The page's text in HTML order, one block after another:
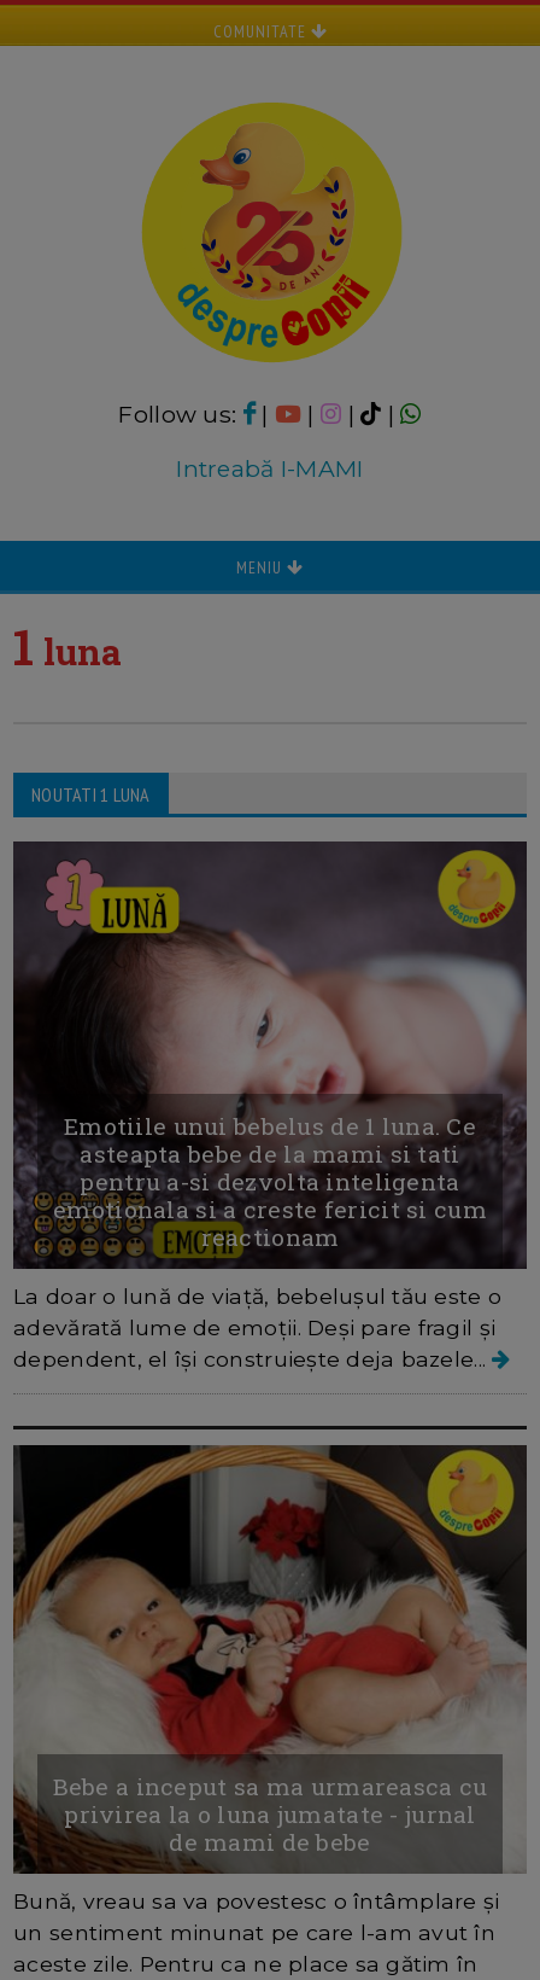
COMUNITATE
Follow us: | | |
|
Intreabă I-MAMI
MENIU
1 luna
NOUTATI 1 LUNA
Emotiile unui bebelus de 1 luna. Ce
asteapta bebe de la mami si tati
pentru a-si dezvolta inteligenta
emotionala si a creste fericit si cum
reactionam
La doar o lună de viață, bebelușul tău este o
adevărată lume de emoții. Deși pare fragil și
dependent, el își construiește deja bazele...
Bebe a inceput sa ma urmareasca cu
privirea la o luna jumatate - jurnal
de mami de bebe
Bună, vreau sa va povestesc o întâmplare și
un sentiment minunat pe care l-am avut în
aceste zile. Pentru ca ne place sa gătim în